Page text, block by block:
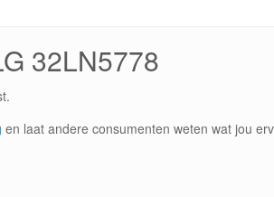
32LN5778
en laat andere consumenten weten wat jou